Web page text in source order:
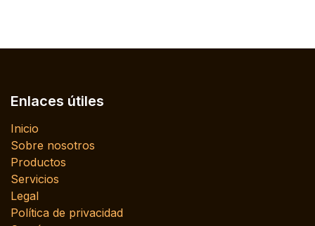
Enlaces útiles
Inicio
Sobre nosotros
Productos
Servicios
Legal
Política de privacidad